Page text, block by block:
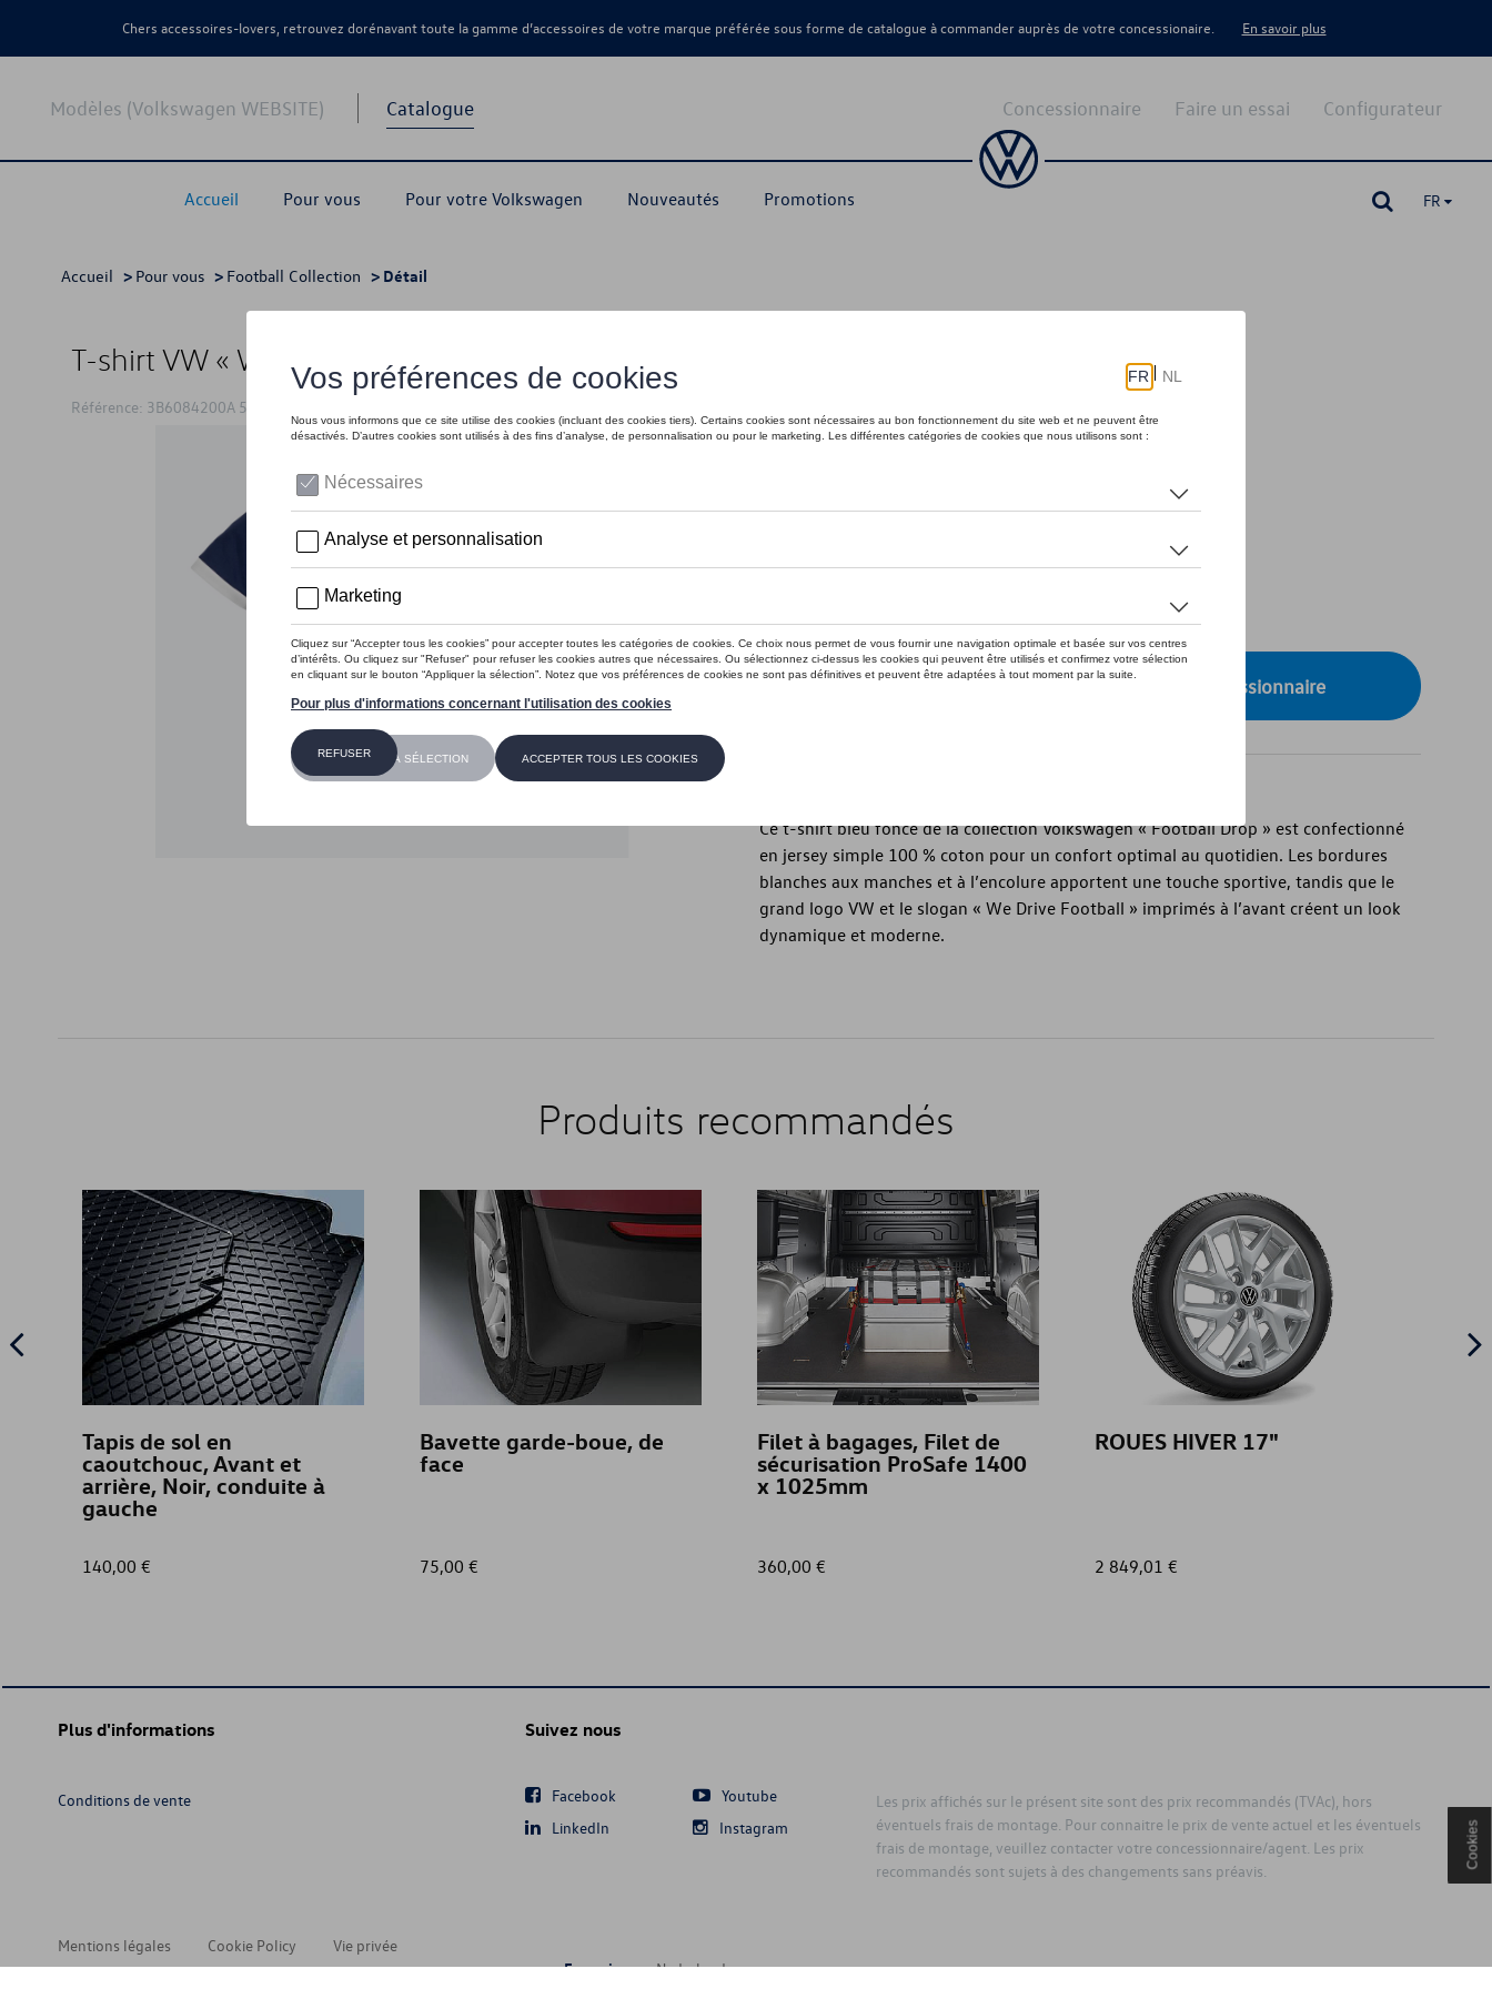
Chers accessoires-lovers, retrouvez dorénavant toute la gamme d’accessoires de votre marque préférée sous forme de catalogue à commander auprès de votre concessionaire. En savoir plus
Modèles (Volkswagen WEBSITE) Catalogue
Accueil Pour vous Pour votre Volkswagen Nouveautés Promotions
Configurateur
Faire un essai
Concessionnaire
FR
Accueil > Pour vous > Football Collection > Détail
T-shirt VW « We Drive Football », bleu - S
Référence: 3B6084200A 530
Ce produit n'est actuellement pas de stock
Vérifiez la disponibilité auprès de votre concessionnaire
Ce t-shirt bleu foncé de la collection Volkswagen « Football Drop » est confectionné
en jersey simple 100 % coton pour un confort optimal au quotidien. Les bordures
blanches aux manches et à l’encolure apportent une touche sportive, tandis que le
grand logo VW et le slogan « We Drive Football » imprimés à l’avant créent un look
dynamique et moderne.
Produits recommandés
Tapis de sol en
caoutchouc, Avant et
arrière, Noir, conduite à
gauche
140,00 €
Bavette garde-boue, de
face
75,00 €
Filet à bagages, Filet de
sécurisation ProSafe 1400
x 1025mm
360,00 €
ROUES HIVER 17"
2 849,01 €
Plus d'informations
Conditions de vente
Suivez nous
Facebook
Youtube
LinkedIn
Instagram
Les prix affichés sur le présent site sont des prix recommandés (TVAc), hors
éventuels frais de montage. Pour connaitre le prix de vente actuel et les éventuels
frais de montage, veuillez contacter votre concessionnaire/agent. Les prix
recommandés sont sujets à des changements sans préavis.
Mentions légales Cookie Policy
Vie privée
Français
Nederlands
Cookies